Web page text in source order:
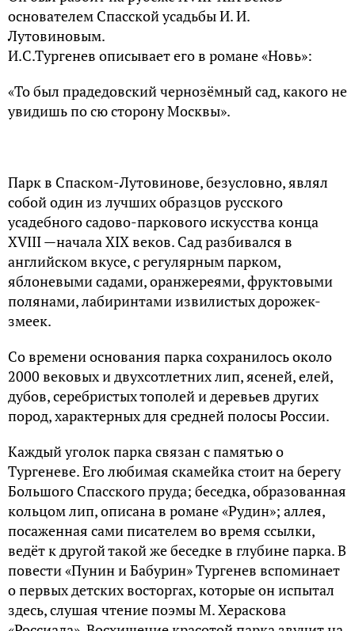
основателем Спасской усадьбы И. И.
Лутовиновым.
И.С.Тургенев описывает его в романе «Новь»:
«То был прадедовский чернозёмный сад, какого не
увидишь по сю сторону Москвы».
Парк в Спаском-Лутовинове, безусловно, являл
собой один из лучших образцов русского
усадебного садово-паркового искусства конца
XVIII —начала XIX веков. Сад разбивался в
английском вкусе, с регулярным парком,
яблоневыми садами, оранжереями, фруктовыми
полянами, лабиринтами извилистых дорожек-
змеек.
Со времени основания парка сохранилось около
2000 вековых и двухсотлетних лип, ясеней, елей,
дубов, серебристых тополей и деревьев других
пород, характерных для средней полосы России.
Каждый уголок парка связан с памятью о
Тургеневе. Его любимая скамейка стоит на берегу
Большого Спасского пруда; беседка, образованная
кольцом лип, описана в романе «Рудин»; аллея,
посаженная сами писателем во время ссылки,
ведёт к другой такой же беседке в глубине парка. В
повести «Пунин и Бабурин» Тургенев вспоминает
о первых детских восторгах, которые он испытал
здесь, слушая чтение поэмы М. Хераскова